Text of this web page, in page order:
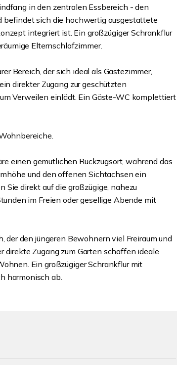
in den zentralen Essbereich - den
befindet sich die hochwertig ausgestattete
integriert ist. Ein großzügiger Schrankflur
Elternschlafzimmer.
Bereich, der sich ideal als Gästezimmer,
direkter Zugang zur geschützten
Verweilen einlädt. Ein Gäste-WC komplettiert
einen gemütlichen Rückzugsort, während das
und den offenen Sichtachsen ein
direkt auf die großzügige, nahezu
im Freien oder gesellige Abende mit
der den jüngeren Bewohnern viel Freiraum und
Zugang zum Garten schaffen ideale
Ein großzügiger Schrankflur mit
harmonisch ab.